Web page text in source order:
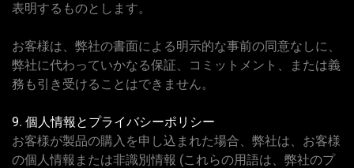
表明するものとします。
お客様は、弊社の書面による明示的な事前の同意なしに、
弊社に代わっていかなる保証、コミットメント、または義
務も引き受けることはできません。
9. 個人情報とプライバシーポリシー
お客様が製品の購入を申し込まれた場合、弊社は、お客様
の個人情報または非識別情報 (これらの用語は、弊社のプ